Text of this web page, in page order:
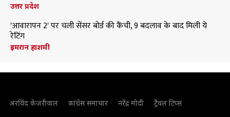
उत्तर प्रदेश
'आवारापन 2' पर चली सेंसर बोर्ड की कैंची, 9 बदलाव के बाद मिली ये
रेटिंग
इमरान हाशमी
अरविंद केजरीवाल कांग्रेस समाचार नरेंद्र मोदी
ट्रैवल टिप्स